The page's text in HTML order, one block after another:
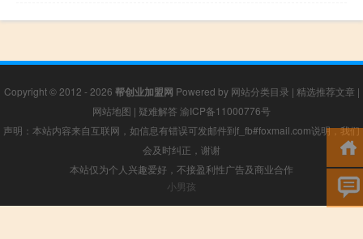
Copyright © 2012 - 2026 帮创业加盟网 Powered by 网站分类目录 | 精选推荐文章 |
网站地图 | 疑难解答 渝ICP备11000776号
声明：本站内容来自互联网，如信息有错误可发邮件到f_fb#foxmail.com说明，我们
会及时纠正，谢谢
本站仅为个人兴趣爱好，不接盈利性广告及商业合作
小男孩